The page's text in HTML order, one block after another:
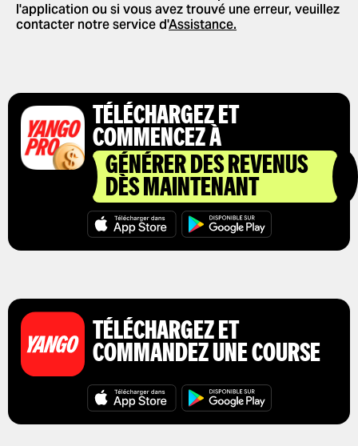
AUTORISER LES NOTIFICATIONS
PUSH
SUPPRIMER L'HISTORIQUE
PAIEMENT
PROMOTIONNELS
OBTENIR UN REÇU DE COURSE
NOUVELLES FONCTIONNALITÉS
l'application ou si vous avez trouvé une erreur, veuillez
contacter notre service d'Assistance.
TÉLÉCHARGEZ ET
COMMENCEZ À
GÉNÉRER DES REVENUS
DÈS MAINTENANT
TÉLÉCHARGEZ ET
COMMANDEZ UNE COURSE